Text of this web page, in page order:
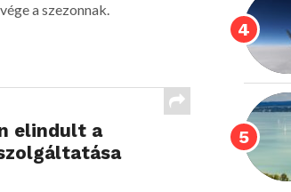
a szezonnak.
elindult a